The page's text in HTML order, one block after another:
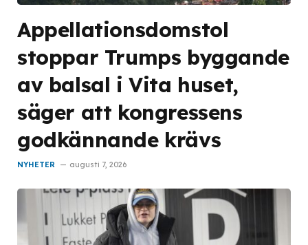
Appellationsdomstol
stoppar Trumps byggande
av balsal i Vita huset,
säger att kongressens
godkännande krävs
NYHETER augusti 7, 2026